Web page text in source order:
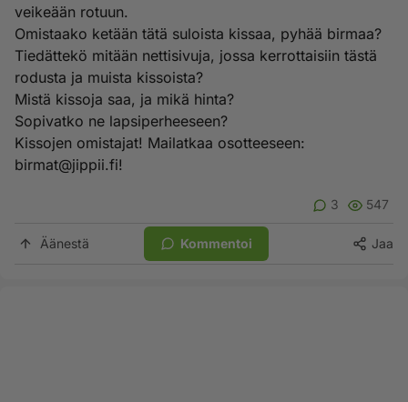
veikeään rotuun.
Omistaako ketään tätä suloista kissaa, pyhää birmaa?
Tiedättekö mitään nettisivuja, jossa kerrottaisiin tästä
rodusta ja muista kissoista?
Mistä kissoja saa, ja mikä hinta?
Sopivatko ne lapsiperheeseen?
Kissojen omistajat! Mailatkaa osotteeseen:
birmat@jippii.fi!
3 547
Äänestä Kommentoi Jaa